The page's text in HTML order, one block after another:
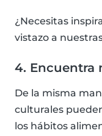
¿Necesitas
vistazo a
4. Encuentra
De la misma
culturales
los hábitos